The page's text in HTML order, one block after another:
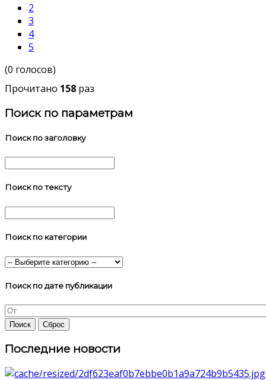
2
3
4
5
(0 голосов)
Прочитано 158 раз
Поиск по параметрам
Поиск по заголовку
Поиск по тексту
Поиск по категории
Поиск по дате публикации
Последние новости